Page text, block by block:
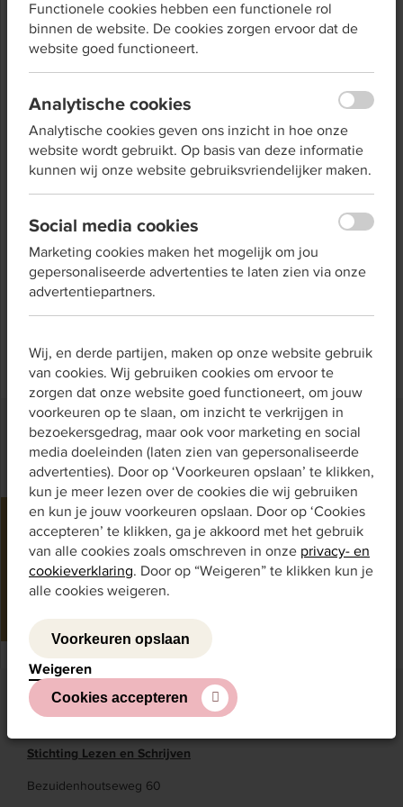
De Basismeters en het bijbehorende dashboard zijn
Vragen?
Bekijk veelgestelde vragen en antwoorden over de
basismeters
Stichting Lezen en Schrijven
Bezuidenhoutseweg 60
Functionele cookies hebben een functionele rol
binnen de website. De cookies zorgen ervoor dat de
website goed functioneert.
Analytische cookies
Analytische cookies geven ons inzicht in hoe onze
website wordt gebruikt. Op basis van deze informatie
kunnen wij onze website gebruiksvriendelijker maken.
Social media cookies
Marketing cookies maken het mogelijk om jou
gepersonaliseerde advertenties te laten zien via onze
advertentiepartners.
Wij, en derde partijen, maken op onze website gebruik
van cookies. Wij gebruiken cookies om ervoor te
zorgen dat onze website goed functioneert, om jouw
voorkeuren op te slaan, om inzicht te verkrijgen in
bezoekersgedrag, maar ook voor marketing en social
media doeleinden (laten zien van gepersonaliseerde
advertenties). Door op ‘Voorkeuren opslaan’ te klikken,
kun je meer lezen over de cookies die wij gebruiken
en kun je jouw voorkeuren opslaan. Door op ‘Cookies
accepteren’ te klikken, ga je akkoord met het gebruik
van alle cookies zoals omschreven in onze privacy- en
cookieverklaring. Door op “Weigeren” te klikken kun je
alle cookies weigeren.
Voorkeuren opslaan
Weigeren
Cookies accepteren